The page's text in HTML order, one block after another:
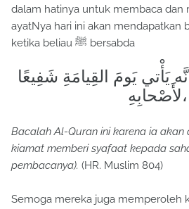
dalam hatinya untuk membaca dan
ayatNya hari ini akan mendapatkan
ketika beliau ﷺ bersabda
يَأْتي يَومَ القِيامَةِ شَفِيعًا
لأَصْحابِهِ،
Bacalah Al-Quran ini karena ia
kiamat memberi syafaat kepada
pembacanya). (HR. Muslim 804)
Semoga mereka juga memperoleh